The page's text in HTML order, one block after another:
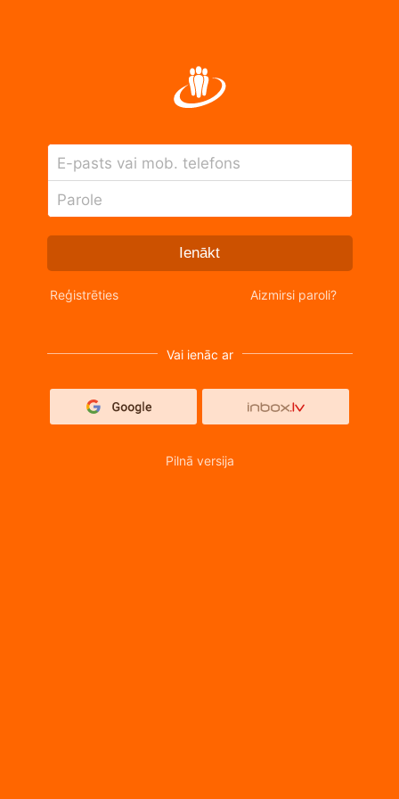
E-pasts vai mob. telefons
Parole
Ienākt
Reģistrēties Aizmirsi paroli?
Vai ienāc ar
Pilnā versija